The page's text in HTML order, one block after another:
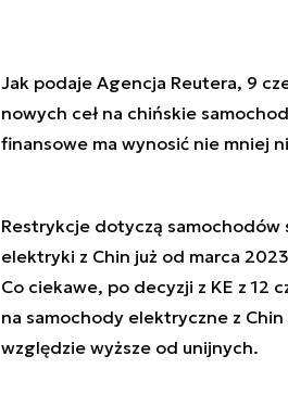
Jak podaje Agencja Reutera, 9
nowych ceł na chińskie
finansowe ma wynosić nie mniej
Restrykcje dotyczą
elektryki z Chin już od marca
Co ciekawe, po decyzji z KE z 12
na samochody elektryczne z
względzie wyższe od unijnych.